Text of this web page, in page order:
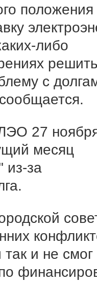
положения
либо
с
27
месяц
из-за
и не смог